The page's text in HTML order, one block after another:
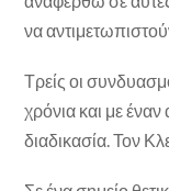
να
Τρείς οι
χρόνια και με
διαδικασία. Τον